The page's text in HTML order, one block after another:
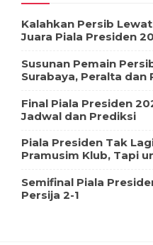
Kalahkan Persib
Juara Piala Presiden
Susunan Pemain
Surabaya, Peralta dan
Final Piala Presiden
Jadwal dan Prediksi
Piala Presiden Tak
Pramusim Klub, Tapi
Semifinal Piala
Persija 2-1